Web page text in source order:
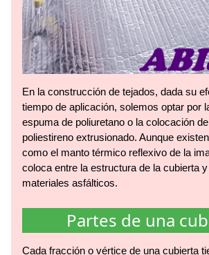
En la construcción de tejados, dada su
tiempo de aplicación, solemos optar por
espuma de poliuretano o la colocación
poliestireno extrusionado. Aunque
como el manto térmico reflexivo de la
coloca entre la estructura de la cubierta
materiales asfálticos.
Partes de una
Cada fracción o vértice de una cubierta